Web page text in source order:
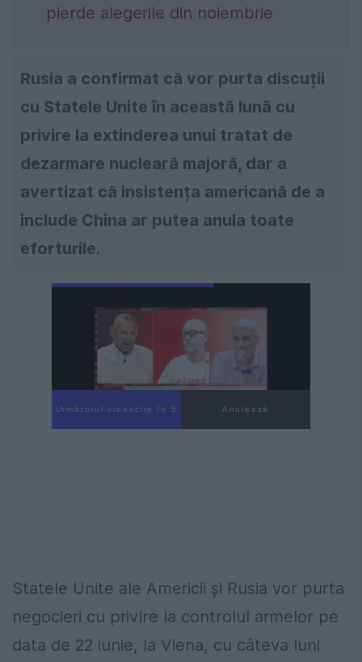
pierde alegerile din noiembrie
Rusia a confirmat că vor purta discuții
cu Statele Unite în această lună cu
privire la extinderea unui tratat de
dezarmare nucleară majoră, dar a
avertizat că insistența americană de a
include China ar putea anula toate
eforturile.
Următorul videoclip în 3 Anulează
Statele Unite ale Americii şi Rusia vor purta
negocieri cu privire la controlul armelor pe
data de 22 iunie, la Viena, cu câteva luni